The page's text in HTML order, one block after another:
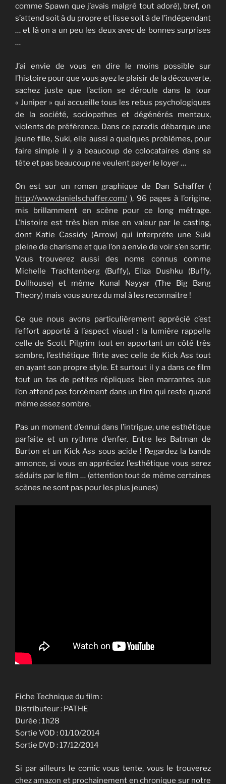
comme Spawn que j’avais malgré tout adoré), bref, on
s’attend soit à du propre et lisse soit à de l’indépendant
… et là on a un peu les deux avec de bonnes surprises
…
J’ai envie de vous en dire le moins possible sur
l’histoire pour que vous ayez le plaisir de la découverte,
sachez juste que l’action se déroule dans la tour
« Juniper » qui accueille tous les rebus psychologiques
de la société, sociopathes et dégénérés mentaux,
violents de préférence. Dans ce paradis débarque une
jeune fille, Suki, elle aussi a quelques problèmes, pour
faire simple il y a beaucoup de colocataires dans sa
tête et pas beaucoup ne veulent payer le loyer …
On est sur un roman graphique de Dan Schaffer (
http://www.danielschaffer.com/ ), 96 pages à l’origine,
mis brillamment en scène pour ce long métrage.
L’histoire est très bien mise en valeur par le casting,
dont Katie Cassidy (Arrow) qui interprète une Suki
pleine de charisme et que l’on a envie de voir s’en sortir.
Vous trouverez aussi des noms connus comme
Michelle Trachtenberg (Buffy), Eliza Dushku (Buffy,
Dollhouse) et même Kunal Nayyar (The Big Bang
Theory) mais vous aurez du mal à les reconnaitre !
Ce que nous avons particulièrement apprécié c’est
l’effort apporté à l’aspect visuel : la lumière rappelle
celle de Scott Pilgrim tout en apportant un côté très
sombre, l’esthétique flirte avec celle de Kick Ass tout
en ayant son propre style. Et surtout il y a dans ce film
tout un tas de petites répliques bien marrantes que
l’on attend pas forcément dans un film qui reste quand
même assez sombre.
Pas un moment d’ennui dans l’intrigue, une esthétique
parfaite et un rythme d’enfer. Entre les Batman de
Burton et un Kick Ass sous acide ! Regardez la bande
annonce, si vous en appréciez l’esthétique vous serez
séduits par le film … (attention tout de même certaines
scènes ne sont pas pour les plus jeunes)
Fiche Technique du film :
Distributeur : PATHE
Durée : 1h28
Sortie VOD : 01/10/2014
Sortie DVD : 17/12/2014
Si par ailleurs le comic vous tente, vous le trouverez
chez amazon et prochainement en chronique sur notre